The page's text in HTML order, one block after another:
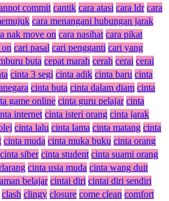
commit cantik cara atasi cara ldr cara
cara menangani hubungan jarak
nak move on cara nasihat cara pikat
cari pasal cari pengganti cari yang
buta cepat marah cerah cerai cerai
cinta 3 segi cinta adik cinta baru cinta
cinta buta cinta dalam diam cinta
game online cinta guru pelajar cinta
internet cinta isteri orang cinta jarak
cinta lalu cinta lama cinta matang cinta
cinta muda cinta muka buku cinta orang
cinta siber cinta student cinta suami orang
cinta usia muda cinta wang duit
belajar cintai diri cintai diri sendiri
clash clingy closure come clean comfort